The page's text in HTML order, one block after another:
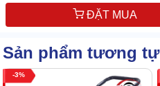
ĐẶT MUA
Sản phẩm tương tự
3